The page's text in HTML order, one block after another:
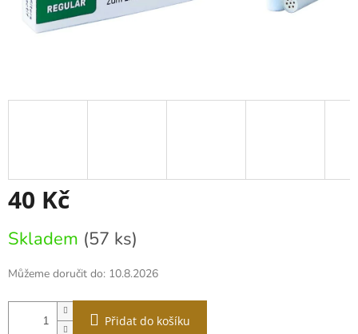
40 Kč
cena:
Skladem (57 ks)
Můžeme doručit do: 10.8.2026
Přidat do košíku